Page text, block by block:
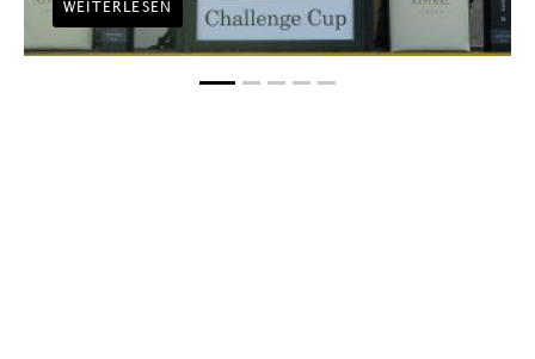
WEITERLESEN